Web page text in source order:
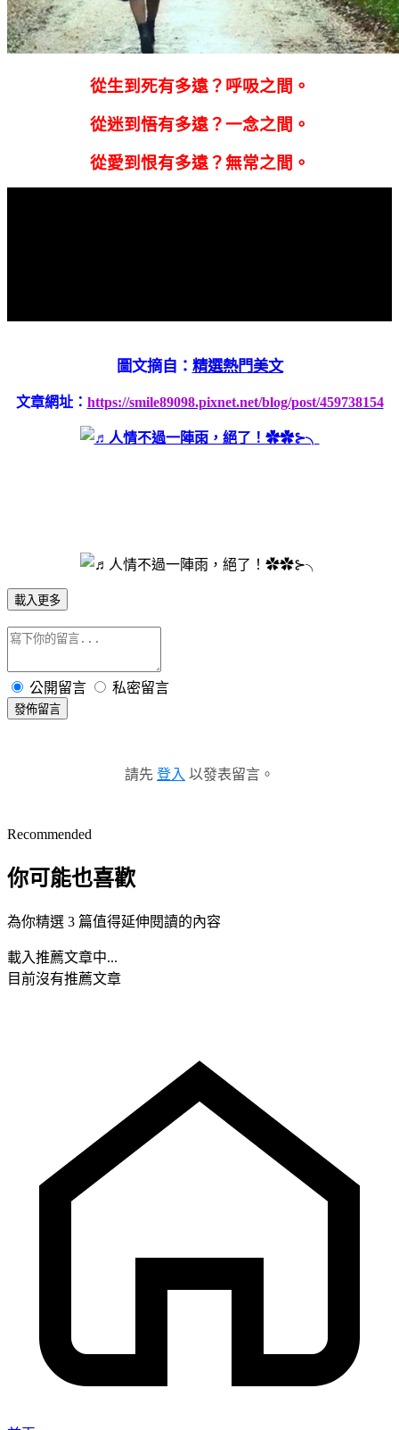
從生到死有多遠？呼吸之間。
從迷到悟有多遠？一念之間。
從愛到恨有多遠？無常之間。
圖文摘自： 精選熱門美文
文章網址： https://smile89098.pixnet.net/blog/post/459738154
載入更多
公開留言 私密留言
發佈留言
請先 登入 以發表留言。
Recommended
你可能也喜歡
為你精選 3 篇值得延伸閱讀的內容
載入推薦文章中...
目前沒有推薦文章